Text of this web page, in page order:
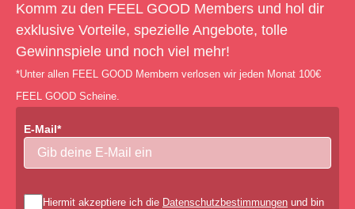
Komm zu den FEEL GOOD Members und hol dir
exklusive Vorteile, spezielle Angebote, tolle
Gewinnspiele und noch viel mehr!
*Unter allen FEEL GOOD Membern verlosen wir jeden Monat 100€
FEEL GOOD Scheine.
E-Mail*
Hiermit akzeptiere ich die Datenschutzbestimmungen und bin